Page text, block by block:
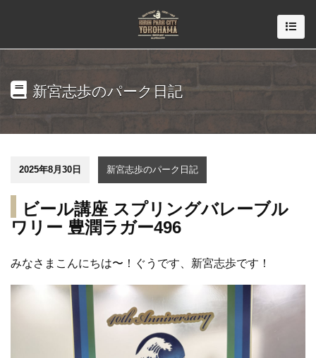
新宮志歩のパーク日記
2025年8月30日 新宮志歩のパーク日記
ビール講座 スプリングバレーブル
ワリー 豊潤ラガー496
みなさまこんにちは〜！ぐうです、新宮志歩です！